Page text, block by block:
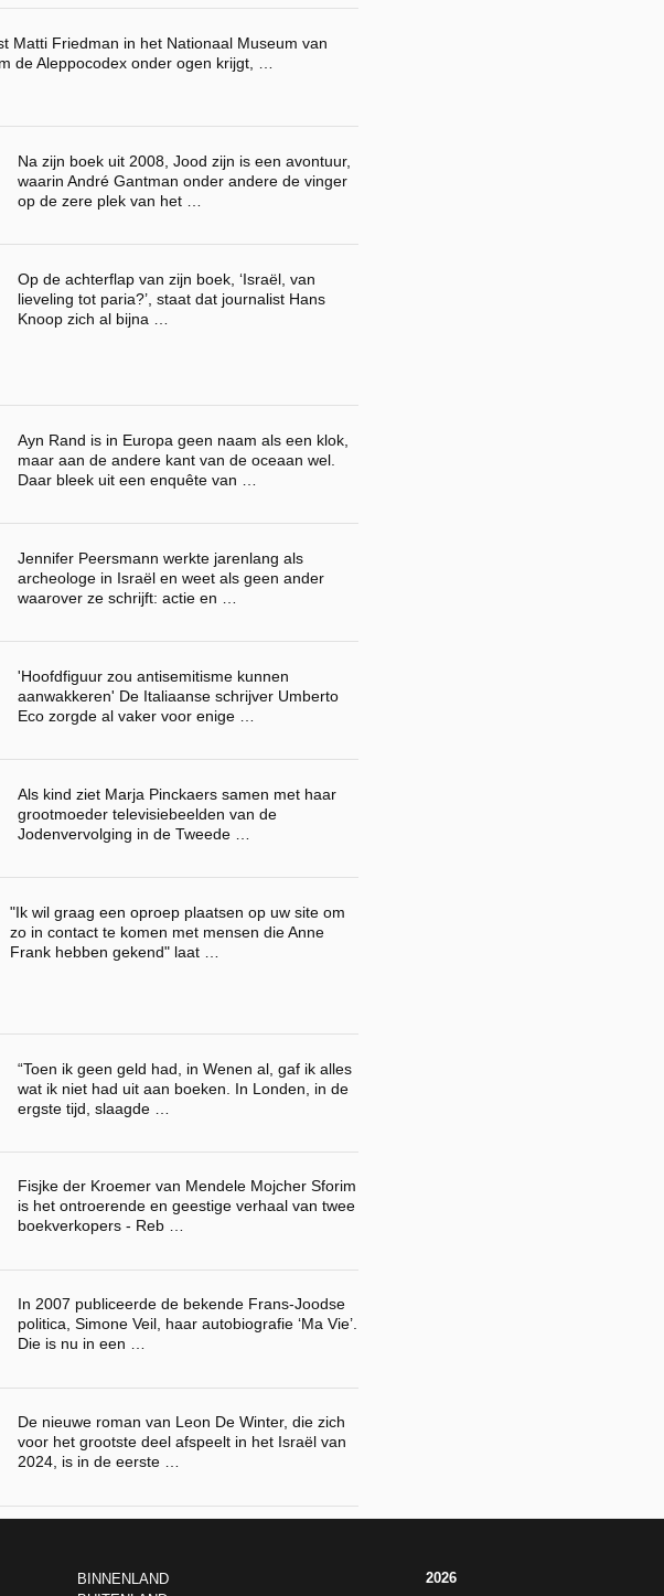
Matti Friedman in het Nationaal Museum van
de Aleppocodex onder ogen krijgt, …
Na zijn boek uit 2008, Jood zijn is een avontuur,
waarin André Gantman onder andere de vinger
op de zere plek van het …
Op de achterflap van zijn boek, ‘Israël, van
lieveling tot paria?’, staat dat journalist Hans
Knoop zich al bijna …
Ayn Rand is in Europa geen naam als een klok,
maar aan de andere kant van de oceaan wel.
Daar bleek uit een enquête van …
Jennifer Peersmann werkte jarenlang als
archeologe in Israël en weet als geen ander
waarover ze schrijft: actie en …
'Hoofdfiguur zou antisemitisme kunnen
aanwakkeren' De Italiaanse schrijver Umberto
Eco zorgde al vaker voor enige …
Als kind ziet Marja Pinckaers samen met haar
grootmoeder televisiebeelden van de
Jodenvervolging in de Tweede …
"Ik wil graag een oproep plaatsen op uw site om
zo in contact te komen met mensen die Anne
Frank hebben gekend" laat …
“Toen ik geen geld had, in Wenen al, gaf ik alles
wat ik niet had uit aan boeken. In Londen, in de
ergste tijd, slaagde …
Fisjke der Kroemer van Mendele Mojcher Sforim
is het ontroerende en geestige verhaal van twee
boekverkopers - Reb …
In 2007 publiceerde de bekende Frans-Joodse
politica, Simone Veil, haar autobiografie ‘Ma Vie’.
Die is nu in een …
De nieuwe roman van Leon De Winter, die zich
voor het grootste deel afspeelt in het Israël van
2024, is in de eerste …
BINNENLAND
2026